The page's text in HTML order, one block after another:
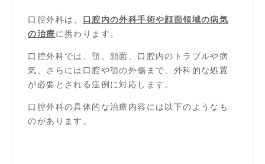
口腔外科は、 口腔内の外科手術や顔面領域の病気
の治療に携わります。
口腔外科では、顎、顔面、口腔内のトラブルや病
気、さらには口腔や顎の外傷まで、外科的な処置
が必要とされる症例に対応します。
口腔外科の具体的な治療内容には以下のようなも
のがあります。